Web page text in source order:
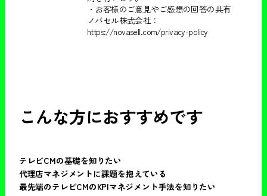
・お客様のご意見やご感想の回答の共有
ノバセル株式会社：
https://novasell.com/privacy-policy
こんな方におすすめです
テレビCMの基礎を知りたい
代理店マネジメントに課題を抱えている
最先端のテレビCMのKPIマネジメント手法を知りたい